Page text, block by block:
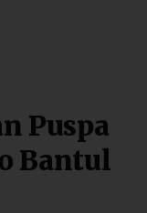
Puspa
Bantul